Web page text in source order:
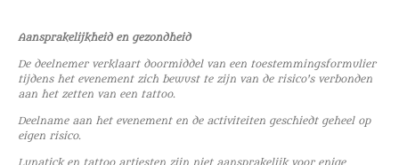
Aansprakelijkheid en gezondheid
De deelnemer verklaart doormiddel van een toestemmingsformulier
tijdens het evenement zich bewust te zijn van de risico's verbonden
aan het zetten van een tattoo.
Deelname aan het evenement en de activiteiten geschiedt geheel op
eigen risico.